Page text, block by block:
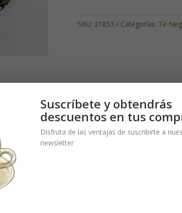
SKU: 21853 Categorías: Té
frutal y ácido a naranja con aceite esencial de
Suscríbete y obtendrás
descuentos en tus
Disfruta de las ventajas de suscribirte a
newsletter